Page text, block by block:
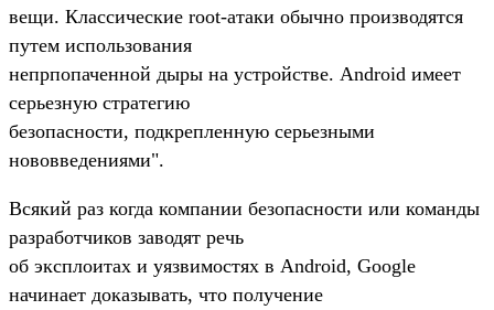
вещи. Классические root-атаки обычно производятся
путем использования
непрпопаченной дыры на устройстве. Android имеет
серьезную стратегию
безопасности, подкрепленную серьезными
нововведениями".
Всякий раз когда компании безопасности или команды
разработчиков заводят речь
об эксплоитах и уязвимостях в Android, Google
начинает доказывать, что получение